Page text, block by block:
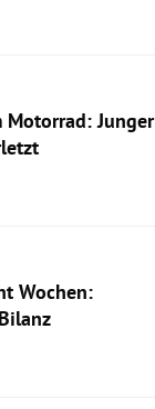
Junger
Wochen: